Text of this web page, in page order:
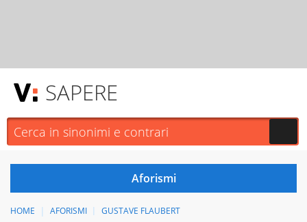
SAPERE
HOME AFORISMI GUSTAVE FLAUBERT